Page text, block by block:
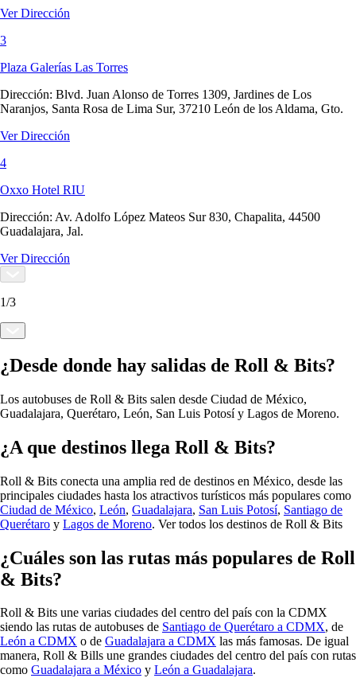
Ver Dirección
3
Plaza Galerías Las Torres
Dirección: Blvd. Juan Alonso de Torres 1309, Jardines de Los
Naranjos, Santa Rosa de Lima Sur, 37210 León de los Aldama, Gto.
Ver Dirección
4
Oxxo Hotel RIU
Dirección: Av. Adolfo López Mateos Sur 830, Chapalita, 44500
Guadalajara, Jal.
Ver Dirección
1/3
¿Desde donde hay salidas de Roll & Bits?
Los autobuses de Roll & Bits salen desde Ciudad de México,
Guadalajara, Querétaro, León, San Luis Potosí y Lagos de Moreno.
¿A que destinos llega Roll & Bits?
Roll & Bits conecta una amplia red de destinos en México, desde las
principales ciudades hasta los atractivos turísticos más populares como
Ciudad de México, León, Guadalajara, San Luis Potosí, Santiago de
Querétaro y Lagos de Moreno. Ver todos los destinos de Roll & Bits
¿Cuáles son las rutas más populares de Roll
& Bits?
Roll & Bits une varias ciudades del centro del país con la CDMX
siendo las rutas de autobuses de Santiago de Querétaro a CDMX, de
León a CDMX o de Guadalajara a CDMX las más famosas. De igual
manera, Roll & Bills une grandes ciudades del centro del país con rutas
como Guadalajara a México y León a Guadalajara.